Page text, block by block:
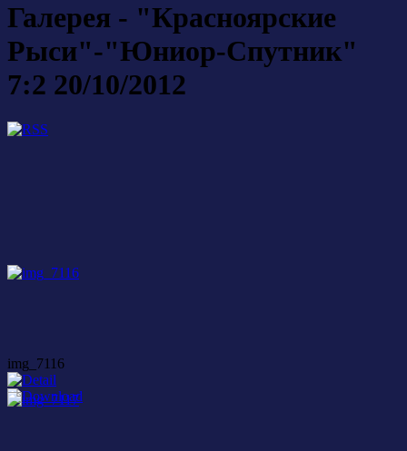
Галерея - "Красноярские
Рыси"-"Юниор-Спутник"
7:2 20/10/2012
img_7116